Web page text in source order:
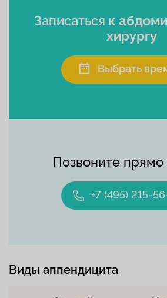
Позвоните прямо
+7 (495) 215-
Записаться к
хирургу
Выбрать
Виды аппендицита